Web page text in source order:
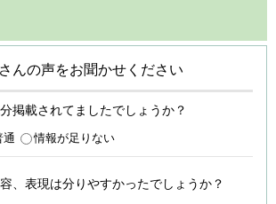
んの声をお聞かせください
掲載されてましたでしょうか？
通 情報が足りない
、表現は分りやすかったでしょうか？